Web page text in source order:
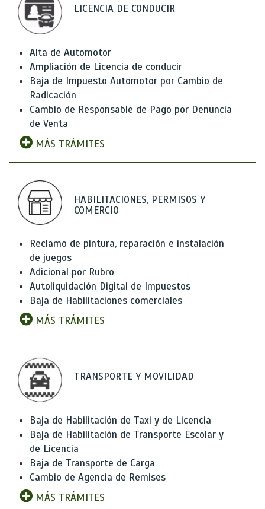
LICENCIA DE CONDUCIR
Alta de Automotor
Ampliación de Licencia de conducir
Baja de Impuesto Automotor por Cambio de
Radicación
Cambio de Responsable de Pago por Denuncia
de Venta
MÁS TRÁMITES
HABILITACIONES, PERMISOS Y
COMERCIO
Reclamo de pintura, reparación e instalación
de juegos
Adicional por Rubro
Autoliquidación Digital de Impuestos
Baja de Habilitaciones comerciales
MÁS TRÁMITES
TRANSPORTE Y MOVILIDAD
Baja de Habilitación de Taxi y de Licencia
Baja de Habilitación de Transporte Escolar y
de Licencia
Baja de Transporte de Carga
Cambio de Agencia de Remises
MÁS TRÁMITES